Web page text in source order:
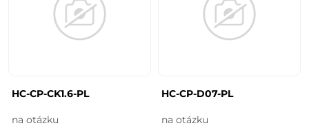
HC-CP-CK1.6-PL
na otázku
HC-CP-D07-PL
na otázku